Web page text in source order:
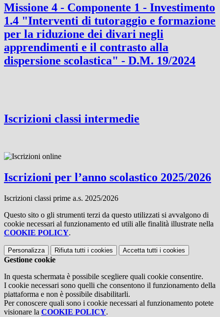
Missione 4 - Componente 1 - Investimento
1.4 "Interventi di tutoraggio e formazione
per la riduzione dei divari negli
apprendimenti e il contrasto alla
dispersione scolastica" - D.M. 19/2024
Iscrizioni classi intermedie
Iscrizioni per l’anno scolastico 2025/2026
Iscrizioni classi prime a.s. 2025/2026
Questo sito o gli strumenti terzi da questo utilizzati si avvalgono di
cookie necessari al funzionamento ed utili alle finalità illustrate nella
COOKIE POLICY.
Personalizza Rifiuta tutti i cookies Accetta tutti i cookies
Gestione cookie
In questa schermata è possibile scegliere quali cookie consentire.
I cookie necessari sono quelli che consentono il funzionamento della
piattaforma e non è possibile disabilitarli.
Per conoscere quali sono i cookie necessari al funzionamento potete
visionare la COOKIE POLICY.